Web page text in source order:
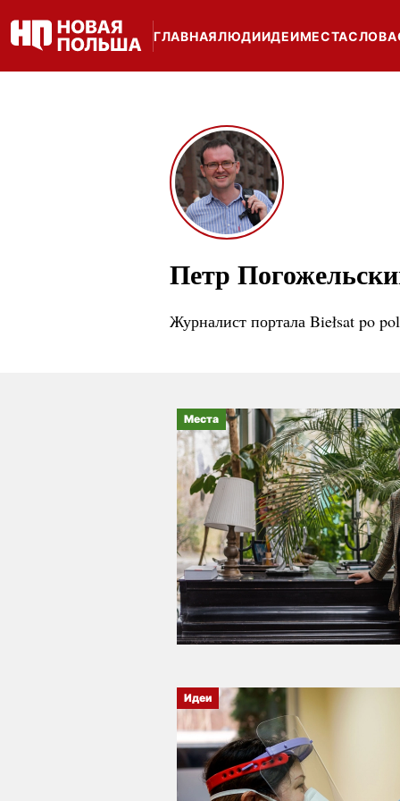
ГЛАВНАЯЛЮДИИДЕИМЕСТАСЛОВА
Петр
Журналист портала Biełsat po
Места
Идеи